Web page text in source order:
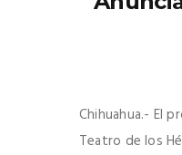
Chihuahua.- El
Teatro de los